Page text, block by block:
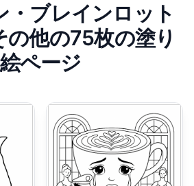
・ブレインロット
の他の75枚の塗り
絵ページ